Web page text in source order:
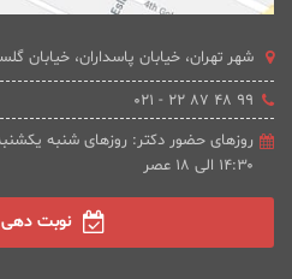
شهر تهران، خیابان پاسداران، خیابان
۹۹ ۴۸ ۸۷ ۲۲ - ۰۲۱
روزهای حضور دکتر: روزهای شنبه
۱۴:۳۰ الی ۱۸ عصر
نوبت دهی